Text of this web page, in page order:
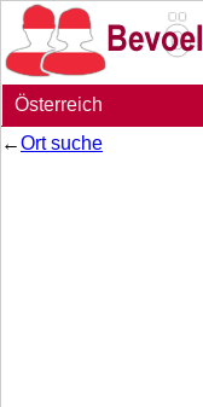
Österreich
←Ort suche